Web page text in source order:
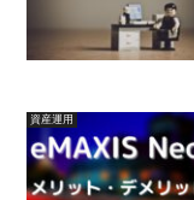
資産運用